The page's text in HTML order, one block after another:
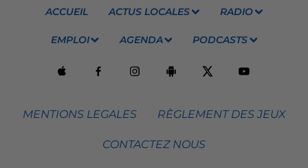
ACCUEIL ACTUS LOCALES RADIO
EMPLOI AGENDA PODCASTS
MENTIONS LEGALES RÈGLEMENT DES JEUX
CONTACTEZ NOUS